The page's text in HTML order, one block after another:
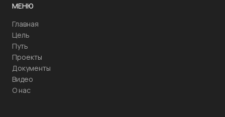
МЕНЮ
Главная
Цель
Путь
Проекты
Документы
Видео
О нас